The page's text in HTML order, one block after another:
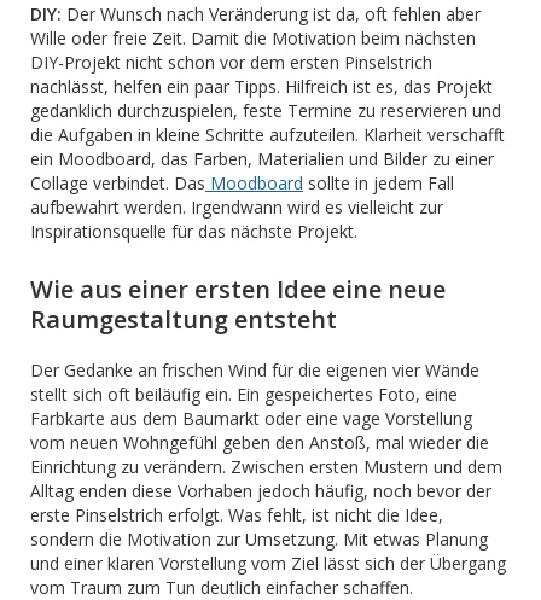
DIY: Der Wunsch nach Veränderung ist da, oft fehlen aber
Wille oder freie Zeit. Damit die Motivation beim nächsten
DIY-Projekt nicht schon vor dem ersten Pinselstrich
nachlässt, helfen ein paar Tipps. Hilfreich ist es, das Projekt
gedanklich durchzuspielen, feste Termine zu reservieren und
die Aufgaben in kleine Schritte aufzuteilen. Klarheit verschafft
ein Moodboard, das Farben, Materialien und Bilder zu einer
Collage verbindet. Das Moodboard sollte in jedem Fall
aufbewahrt werden. Irgendwann wird es vielleicht zur
Inspirationsquelle für das nächste Projekt.
Wie aus einer ersten Idee eine neue
Raumgestaltung entsteht
Der Gedanke an frischen Wind für die eigenen vier Wände
stellt sich oft beiläufig ein. Ein gespeichertes Foto, eine
Farbkarte aus dem Baumarkt oder eine vage Vorstellung
vom neuen Wohngefühl geben den Anstoß, mal wieder die
Einrichtung zu verändern. Zwischen ersten Mustern und dem
Alltag enden diese Vorhaben jedoch häufig, noch bevor der
erste Pinselstrich erfolgt. Was fehlt, ist nicht die Idee,
sondern die Motivation zur Umsetzung. Mit etwas Planung
und einer klaren Vorstellung vom Ziel lässt sich der Übergang
vom Traum zum Tun deutlich einfacher schaffen.